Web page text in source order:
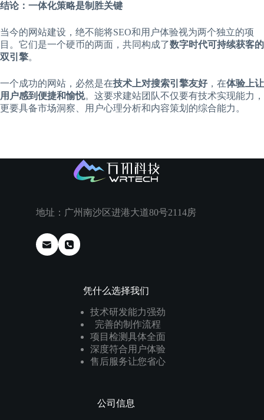
​结论：一体化策略是制胜关键​
当今的网站建设，绝不能将SEO和用户体验视为两个独立的项
目。它们是一个硬币的两面，共同构成了​​数字时代可持续获客的
双引擎​​。
一个成功的网站，必然是在​​技术上对搜索引擎友好​​，在​​体验上让
用户感到便捷和愉悦​​。这要求建站团队不仅要有技术实现能力，
更要具备市场洞察、用户心理分析和内容策划的综合能力。
地址：广州南沙区进港大道80号2114房
凭什么选择我们
技术研发能力强劲
完善的制作流程
项目检测具体全面
深度符合用户体验
售后服务让您省心
公司信息